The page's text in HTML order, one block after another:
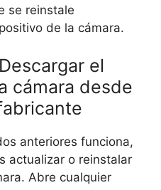
se reinstale
de la cámara.
el
cámara desde
anteriores funciona,
actualizar o reinstalar
Abre cualquier